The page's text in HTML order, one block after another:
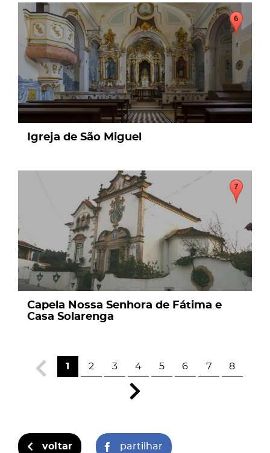
page
Igreja de São Miguel
Capela Nossa Senhora de Fátima e
Casa Solarenga
1 2 3 4 5 6 7 8
voltar partilhar